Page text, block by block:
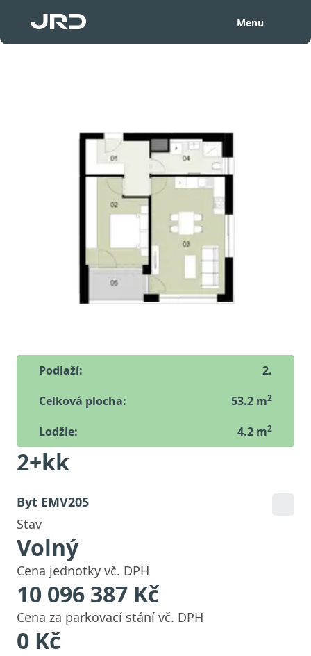
Menu
Zpět2. podlaží - EMV205
2+kk
Byt EMV205
Podlaží: 2.
Celková plocha:
53.2 m2
Lodžie: 4.2 m2
Stav
Volný
Cena jednotky vč. DPH
10 096 387 Kč
Cena za parkovací stání vč. DPH
0 Kč